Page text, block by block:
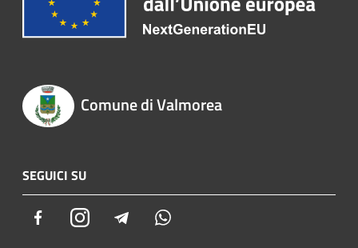
Comune di Valmorea
SEGUICI SU
FacebookInstagram Telegram